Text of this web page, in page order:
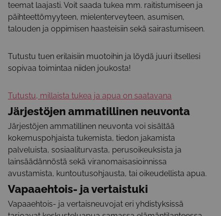
teemat laajasti. Voit saada tukea mm. raitistumiseen ja
päihteettömyyteen, mielenterveyteen, asumisen,
talouden ja oppimisen haasteisiin sekä sairastumiseen.
Tutustu tuen erilaisiin muotoihin ja löydä juuri itsellesi
sopivaa toimintaa niiden joukosta!
Tutustu, millaista tukea ja apua on saatavana
Järjestöjen ammatillinen neuvonta
Järjestöjen ammatillinen neuvonta voi sisältää
kokemuspohjaista tukemista, tiedon jakamista
palveluista, sosiaaliturvasta, perusoikeuksista ja
lainsäädännöstä sekä viranomaisasioinnissa
avustamista, kuntoutusohjausta, tai oikeudellista apua.
Vapaaehtois- ja vertaistuki
Vapaaehtois- ja vertaisneuvojat eri yhdistyksissä